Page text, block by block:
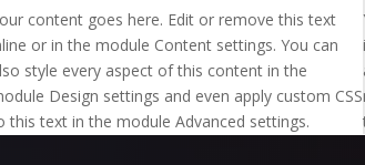
content goes here. Edit or remove this text
or in the module Content settings. You can
style every aspect of this content in the
Design settings and even apply custom CSS
this text in the module Advanced settings.